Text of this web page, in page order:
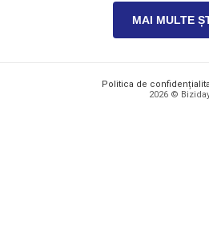
MAI MULTE
Politica de
2026 ©